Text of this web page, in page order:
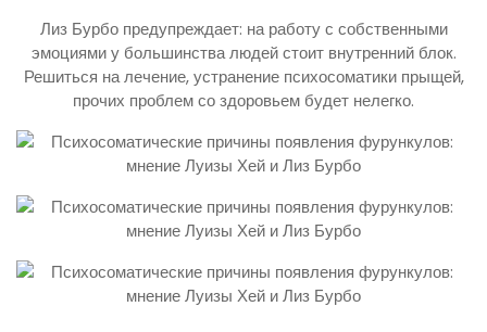
Лиз Бурбо предупреждает: на работу с собственными
эмоциями у большинства людей стоит внутренний блок.
Решиться на лечение, устранение психосоматики прыщей,
прочих проблем со здоровьем будет нелегко.